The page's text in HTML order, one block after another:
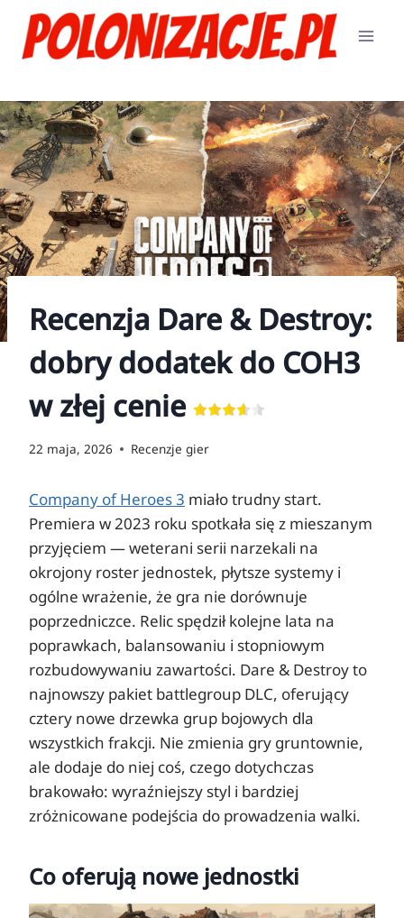
Przejdź
treści
Recenzja Dare & Destroy:
dobry dodatek do COH3
w złej cenie
22 maja, 2026 Recenzje gier
Company of Heroes 3 miało trudny start.
Premiera w 2023 roku spotkała się z mieszanym
przyjęciem — weterani serii narzekali na
okrojony roster jednostek, płytsze systemy i
ogólne wrażenie, że gra nie dorównuje
poprzedniczce. Relic spędził kolejne lata na
poprawkach, balansowaniu i stopniowym
rozbudowywaniu zawartości. Dare & Destroy to
najnowszy pakiet battlegroup DLC, oferujący
cztery nowe drzewka grup bojowych dla
wszystkich frakcji. Nie zmienia gry gruntownie,
ale dodaje do niej coś, czego dotychczas
brakowało: wyraźniejszy styl i bardziej
zróżnicowane podejścia do prowadzenia walki.
Co oferują nowe jednostki